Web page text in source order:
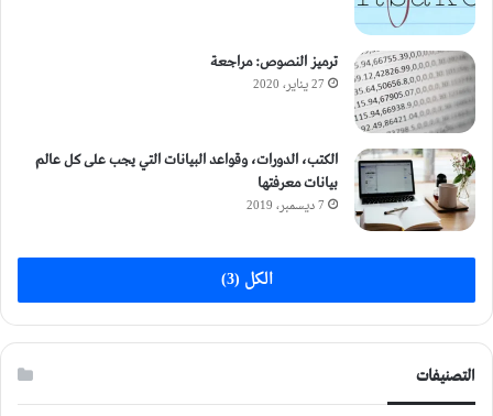
ترميز النصوص: مراجعة
27 يناير، 2020
الكتب، الدورات، وقواعد البيانات التي يجب على كل عالم
بيانات معرفتها
7 ديسمبر، 2019
الكل (3)
التصنيفات